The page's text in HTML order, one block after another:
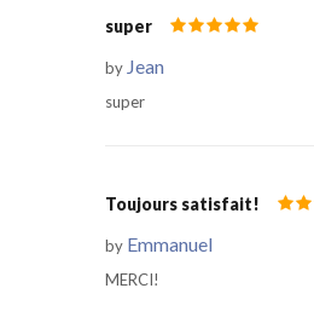
super
by Jean
super
Toujours satisfait!
by Emmanuel
MERCI!